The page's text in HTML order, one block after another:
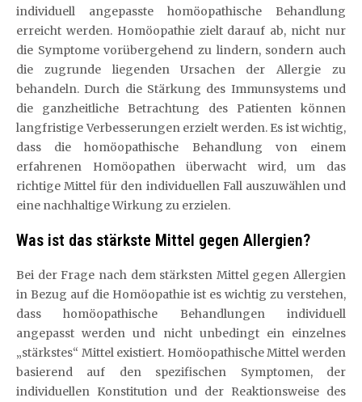
individuell angepasste homöopathische Behandlung
erreicht werden. Homöopathie zielt darauf ab, nicht nur
die Symptome vorübergehend zu lindern, sondern auch
die zugrunde liegenden Ursachen der Allergie zu
behandeln. Durch die Stärkung des Immunsystems und
die ganzheitliche Betrachtung des Patienten können
langfristige Verbesserungen erzielt werden. Es ist wichtig,
dass die homöopathische Behandlung von einem
erfahrenen Homöopathen überwacht wird, um das
richtige Mittel für den individuellen Fall auszuwählen und
eine nachhaltige Wirkung zu erzielen.
Was ist das stärkste Mittel gegen Allergien?
Bei der Frage nach dem stärksten Mittel gegen Allergien
in Bezug auf die Homöopathie ist es wichtig zu verstehen,
dass homöopathische Behandlungen individuell
angepasst werden und nicht unbedingt ein einzelnes
„stärkstes“ Mittel existiert. Homöopathische Mittel werden
basierend auf den spezifischen Symptomen, der
individuellen Konstitution und der Reaktionsweise des